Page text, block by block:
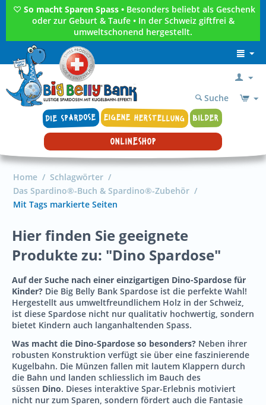
♡ So macht Sparen Spass • Besonders beliebt als Geschenk
oder zur Geburt & Taufe • In der Schweiz giftfrei &
umweltschonend hergestellt.
DIE SPARDOSE EIGENE HERSTELLUNG BILDER
Suche
ONLINESHOP
Home / Schlagwörter /
Das Spardino®-Buch & Spardino®-Zubehör /
Mit Tags markierte Seiten
Hier finden Sie geeignete
Produkte zu: "Dino Spardose"
Auf der Suche nach einer einzigartigen Dino-Spardose für
Kinder? Die Big Belly Bank Spardose ist die perfekte Wahl!
Hergestellt aus umweltfreundlichem Holz in der Schweiz,
ist diese Spardose nicht nur qualitativ hochwertig, sondern
bietet Kindern auch langanhaltenden Spass.
Was macht die Dino-Spardose so besonders? Neben ihrer
robusten Konstruktion verfügt sie über eine faszinierende
Kugelbahn. Die Münzen fallen mit lautem Klappern durch
die Bahn und landen schliesslich im Bauch des
süssen Dino. Dieses interaktive Spar-Erlebnis motiviert
nicht nur zum Sparen, sondern fördert auch die Fantasie